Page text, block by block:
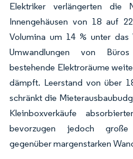
Elektriker verlängerten die
Innengehäusen von 18 auf
Volumina um 14 % unter das
Umwandlungen von
bestehende Elektroräume
dämpft. Leerstand von über
schränkt die
Kleinboxverkäufe
bevorzugen jedoch große
gegenüber margenstarken